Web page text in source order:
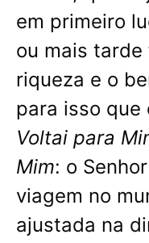
em primeiro
ou mais tarde
riqueza e o
para isso que
Voltai para
Mim: o
viagem no
ajustada na